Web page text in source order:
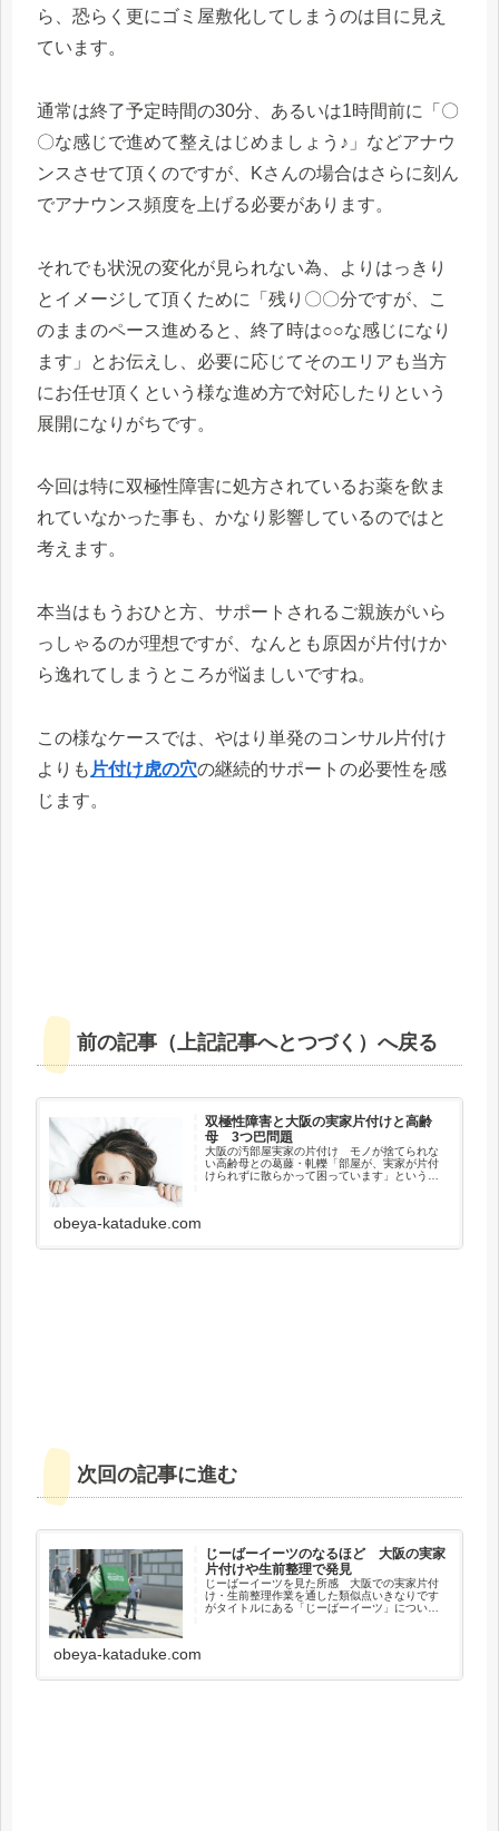
ら、恐らく更にゴミ屋敷化してしまうのは目に見え
ています。
通常は終了予定時間の30分、あるいは1時間前に「〇
〇な感じで進めて整えはじめましょう♪」などアナウ
ンスさせて頂くのですが、Kさんの場合はさらに刻ん
でアナウンス頻度を上げる必要があります。
それでも状況の変化が見られない為、よりはっきり
とイメージして頂くために「残り〇〇分ですが、こ
のままのペース進めると、終了時は○○な感じになり
ます」とお伝えし、必要に応じてそのエリアも当方
にお任せ頂くという様な進め方で対応したりという
展開になりがちです。
今回は特に双極性障害に処方されているお薬を飲ま
れていなかった事も、かなり影響しているのではと
考えます。
本当はもうおひと方、サポートされるご親族がいら
っしゃるのが理想ですが、なんとも原因が片付けか
ら逸れてしまうところが悩ましいですね。
この様なケースでは、やはり単発のコンサル片付け
よりも 片付け虎の穴の継続的サポートの必要性を感
じます。
前の記事（上記記事へとつづく）へ戻る
双極性障害と大阪の実家片付けと高齢
母 3つ巴問題
大阪の汚部屋実家の片付け モノが捨てられな
い高齢母との葛藤・軋轢「部屋が、実家が片付
けられずに散らかって困っています」というお
obeya-kataduke.com
次回の記事に進む
じーばーイーツのなるほど 大阪の実家
片付けや生前整理で発見
じーばーイーツを見た所感 大阪での実家片付
け・生前整理作業を通した類似点いきなりです
がタイトルにある「じーばーイーツ」について
obeya-kataduke.com